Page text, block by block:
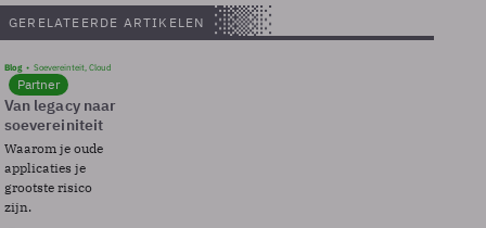
GERELATEERDE ARTIKELEN
Blog Soevereinteit, Cloud
Partner
Van legacy naar
soevereiniteit
Waarom je oude
applicaties je
grootste risico
zijn.